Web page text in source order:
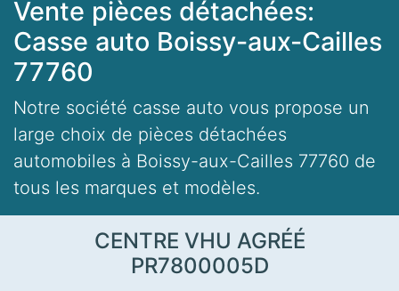
Vente pièces détachées:
Casse auto Boissy-aux-Cailles
77760
Notre société casse auto vous propose un
large choix de pièces détachées
automobiles à Boissy-aux-Cailles 77760 de
tous les marques et modèles.
CENTRE VHU AGRÉÉ
PR7800005D